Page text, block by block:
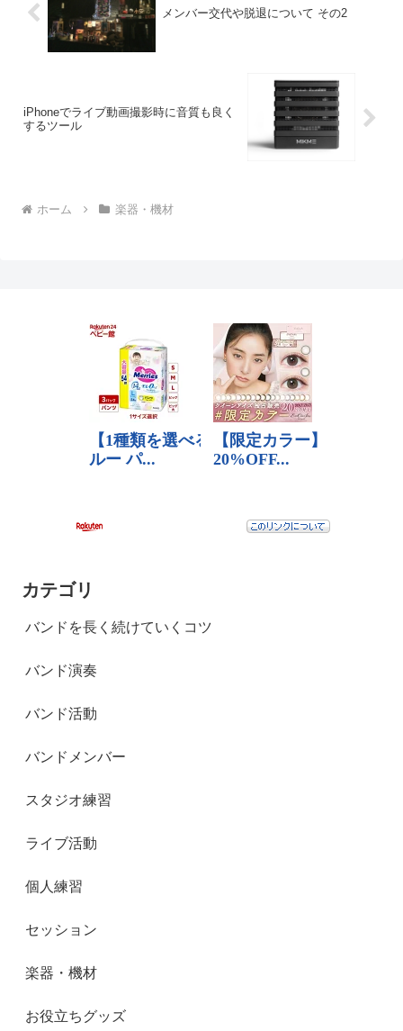
メンバー交代や脱退について その2
iPhoneでライブ動画撮影時に音質も良く
するツール
ホーム 楽器・機材
カテゴリ
バンドを長く続けていくコツ
バンド演奏
バンド活動
バンドメンバー
スタジオ練習
ライブ活動
個人練習
セッション
楽器・機材
お役立ちグッズ